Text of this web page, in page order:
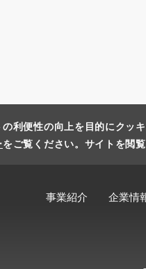
事業紹介 企業情
利便性の向上を目的にクッ
をご覧ください。サイトを閲